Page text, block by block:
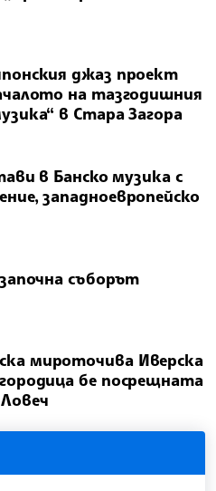
джаз проект
на тазгодишния
в Стара Загора
в Банско музика с
западноевропейско
съборът
мироточива Иверска
бе посрещната